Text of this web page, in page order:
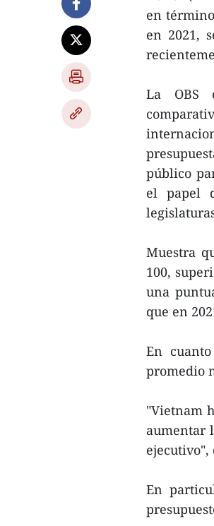
en
en 2021,
La OBS
público
el papel
Muestra
100,
una
que en
En
promedio
"Vietnam
aumentar
En